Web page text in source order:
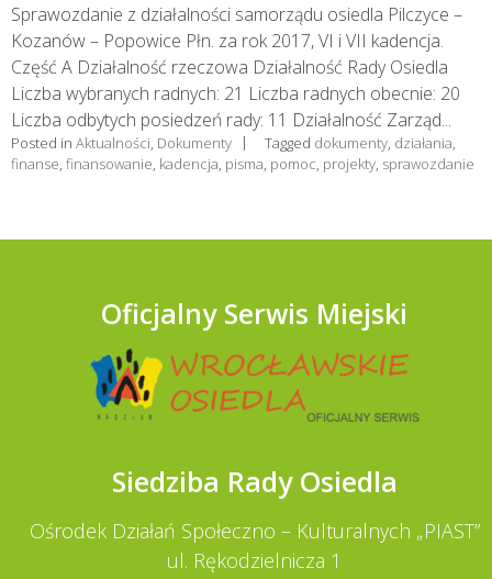
Sprawozdanie z działalności samorządu osiedla Pilczyce –
Kozanów – Popowice Płn. za rok 2017, VI i VII kadencja.
Część A Działalność rzeczowa Działalność Rady Osiedla
Liczba wybranych radnych: 21 Liczba radnych obecnie: 20
Liczba odbytych posiedzeń rady: 11 Działalność Zarząd...
Posted in Aktualności Dokumenty Tagged dokumenty działania
finanse finansowanie kadencja pisma pomoc projekty sprawozdanie
Oficjalny Serwis Miejski
Siedziba Rady Osiedla
Ośrodek Działań Społeczno – Kulturalnych „PIAST”
ul. Rękodzielnicza 1